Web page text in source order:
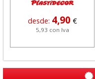
desde: 4,90 €
5,93 con Iva